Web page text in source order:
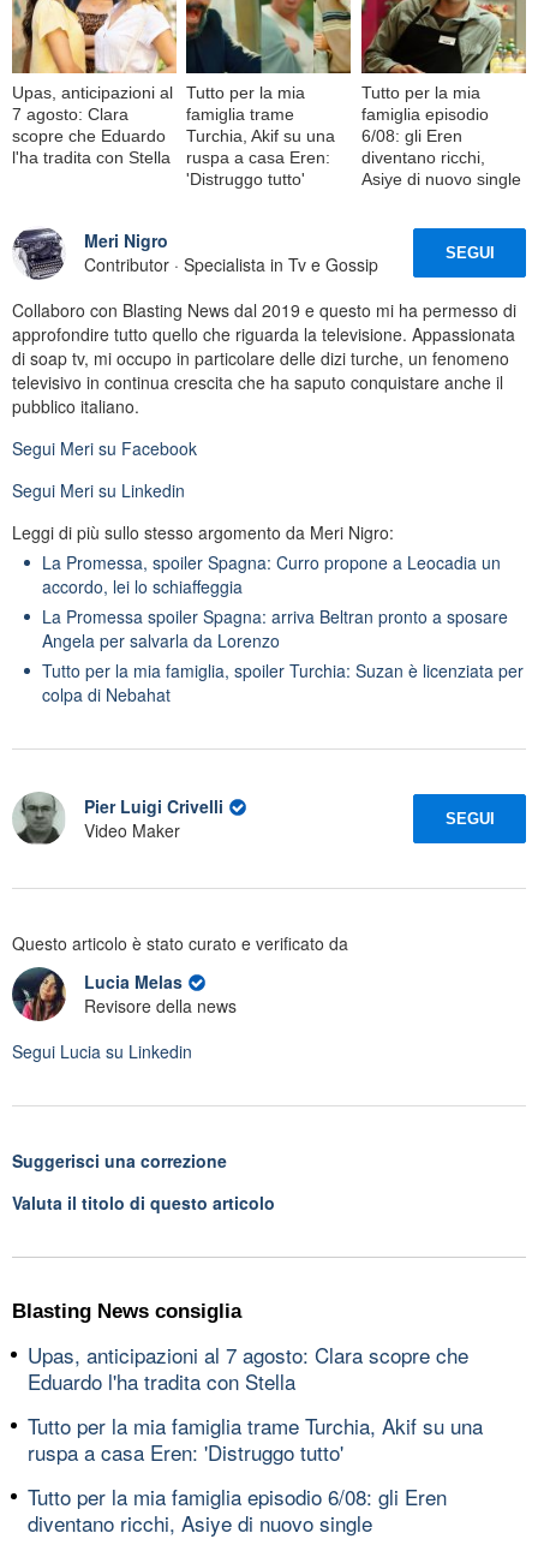
Upas, anticipazioni al
7 agosto: Clara
scopre che Eduardo
l'ha tradita con Stella
Tutto per la mia
famiglia trame
Turchia, Akif su una
ruspa a casa Eren:
'Distruggo tutto'
Tutto per la mia
famiglia episodio
6/08: gli Eren
diventano ricchi,
Asiye di nuovo single
Meri Nigro
Contributor · Specialista in Tv e Gossip
SEGUI
Collaboro con Blasting News dal 2019 e questo mi ha permesso di
approfondire tutto quello che riguarda la televisione. Appassionata
di soap tv, mi occupo in particolare delle dizi turche, un fenomeno
televisivo in continua crescita che ha saputo conquistare anche il
pubblico italiano.
Segui Meri su Facebook
Segui Meri su Linkedin
Leggi di più sullo stesso argomento da Meri Nigro:
La Promessa, spoiler Spagna: Curro propone a Leocadia un
accordo, lei lo schiaffeggia
La Promessa spoiler Spagna: arriva Beltran pronto a sposare
Angela per salvarla da Lorenzo
Tutto per la mia famiglia, spoiler Turchia: Suzan è licenziata per
colpa di Nebahat
Pier Luigi Crivelli
Video Maker
SEGUI
Questo articolo è stato curato e verificato da
Lucia Melas
Revisore della news
Segui Lucia su Linkedin
Suggerisci una correzione
Valuta il titolo di questo articolo
Blasting News consiglia
Upas, anticipazioni al 7 agosto: Clara scopre che
Eduardo l'ha tradita con Stella
Tutto per la mia famiglia trame Turchia, Akif su una
ruspa a casa Eren: 'Distruggo tutto'
Tutto per la mia famiglia episodio 6/08: gli Eren
diventano ricchi, Asiye di nuovo single